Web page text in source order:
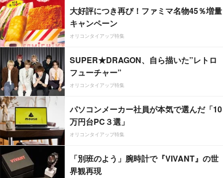
大好評につき再び！ファミマ名物45％増量
キャンペーン
オリコンタイアップ特集
SUPER★DRAGON、自ら描いた”レトロ
フューチャー”
オリコンタイアップ特集
パソコンメーカー社員が本気で選んだ「10
万円台PC３選」
オリコンタイアップ特集
「別班のよう」腕時計で『VIVANT』の世
界観再現